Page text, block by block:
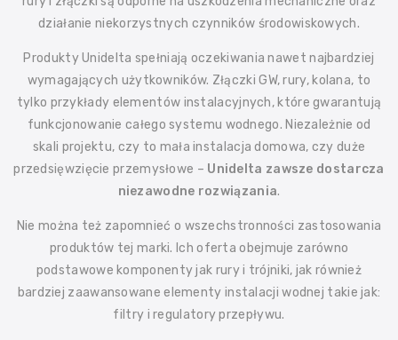
działanie niekorzystnych czynników środowiskowych.
Produkty Unidelta spełniają oczekiwania nawet najbardziej
wymagających użytkowników. Złączki GW, rury, kolana, to
tylko przykłady elementów instalacyjnych, które gwarantują
funkcjonowanie całego systemu wodnego. Niezależnie od
skali projektu, czy to mała instalacja domowa, czy duże
przedsięwzięcie przemysłowe – Unidelta zawsze dostarcza
niezawodne rozwiązania.
Nie można też zapomnieć o wszechstronności zastosowania
produktów tej marki. Ich oferta obejmuje zarówno
podstawowe komponenty jak rury i trójniki, jak również
bardziej zaawansowane elementy instalacji wodnej takie jak:
filtry i regulatory przepływu.